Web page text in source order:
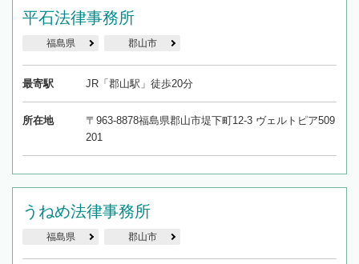
平石法律事務所
福島県 郡山市
最寄駅 JR「郡山駅」徒歩20分
所在地
〒963-8878福島県郡山市堤下町12-3 ヴェルトピア509
201
うねめ法律事務所
福島県 郡山市